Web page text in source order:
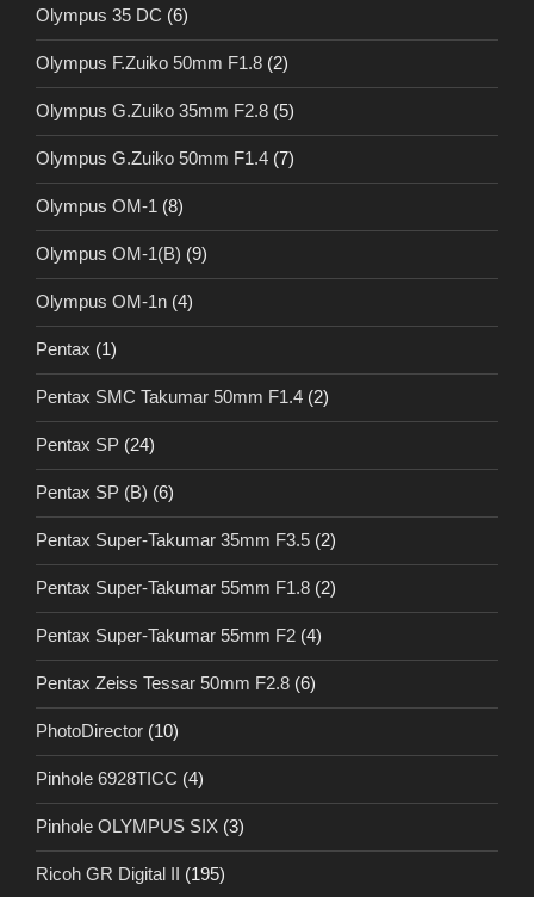
Olympus 35 DC (6)
Olympus F.Zuiko 50mm F1.8 (2)
Olympus G.Zuiko 35mm F2.8 (5)
Olympus G.Zuiko 50mm F1.4 (7)
Olympus OM-1 (8)
Olympus OM-1(B) (9)
Olympus OM-1n (4)
Pentax (1)
Pentax SMC Takumar 50mm F1.4 (2)
Pentax SP (24)
Pentax SP (B) (6)
Pentax Super-Takumar 35mm F3.5 (2)
Pentax Super-Takumar 55mm F1.8 (2)
Pentax Super-Takumar 55mm F2 (4)
Pentax Zeiss Tessar 50mm F2.8 (6)
PhotoDirector (10)
Pinhole 6928TICC (4)
Pinhole OLYMPUS SIX (3)
Ricoh GR Digital II (195)